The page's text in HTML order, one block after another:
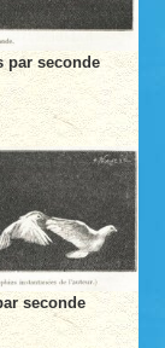
par seconde
seconde